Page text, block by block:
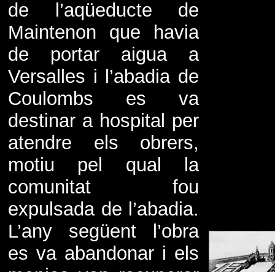
de l’aqüeducte de
Maintenon que havia
de portar aigua a
Versalles i l’abadia de
Coulombs es va
destinar a hospital per
atendre els obrers,
motiu pel qual la
comunitat fou
expulsada de l’abadia.
L’any següent l’obra
es va abandonar i els